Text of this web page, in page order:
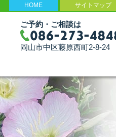
HOME サイトマップ
ご予約・ご相談は
岡山市中区藤原西町2-8-24